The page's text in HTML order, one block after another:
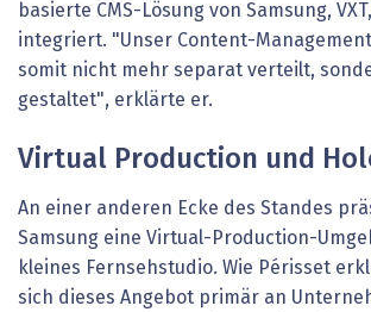
basierte CMS-Lösung von Samsung,
integriert. "Unser Content-
somit nicht mehr separat verteilt,
gestaltet", erklärte er.
Virtual Production und
An einer anderen Ecke des Standes
Samsung eine Virtual-Production-
kleines Fernsehstudio. Wie Périsset
sich dieses Angebot primär an